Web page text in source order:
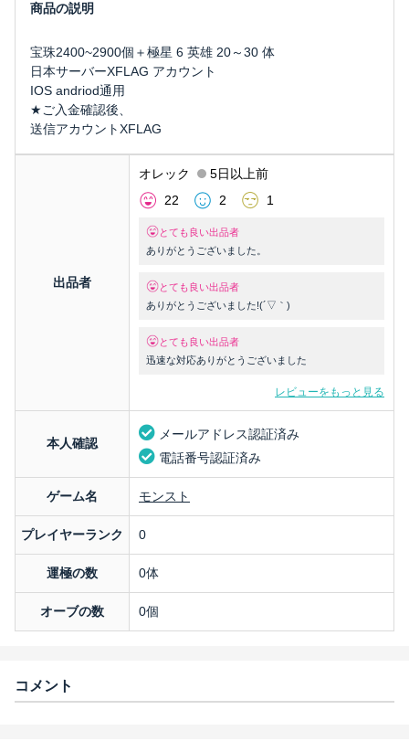
宝珠2400~2900個＋極星 6 英雄 20～30 体
日本サーバーXFLAG アカウント
IOS andriod通用
★ご入金確認後、
送信アカウントXFLAG
出品者
オレック
5日以上前
22
2 1
とても良い出品者
ありがとうございました。
とても良い出品者
ありがとうございました!(´▽｀)
とても良い出品者
迅速な対応ありがとうございました
レビューをもっと見る
本人確認
メールアドレス認証済み
電話番号認証済み
ゲーム名 モンスト
プレイヤーランク 0
運極の数 0体
オーブの数 0個
コメント